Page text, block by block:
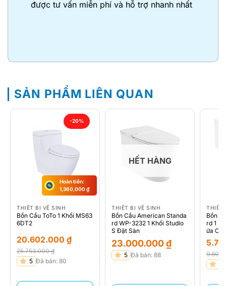
được tư vấn miễn phí và hỗ trợ nhanh nhất
SẢN PHẨM LIÊN QUAN
-20%
Hoàn tiền:
1,360,000₫
THIẾT BỊ VỆ SINH
Bồn Cầu ToTo 1 Khối MS63
6DT2
25.753.000₫
Giá
là:
20.602.000 ₫
Giá
tại
5 Đã bán: 80
HẾT HÀNG
THIẾT BỊ VỆ SINH
Bồn Cầu American Standa
rd WP-3232 1 Khối Studio
S Đặt Sàn
23.000.000₫
5 Đã bán: 88
THIẾT
Bồn
rd 1
ửa Cơ
Giá
là:
Giá
tại